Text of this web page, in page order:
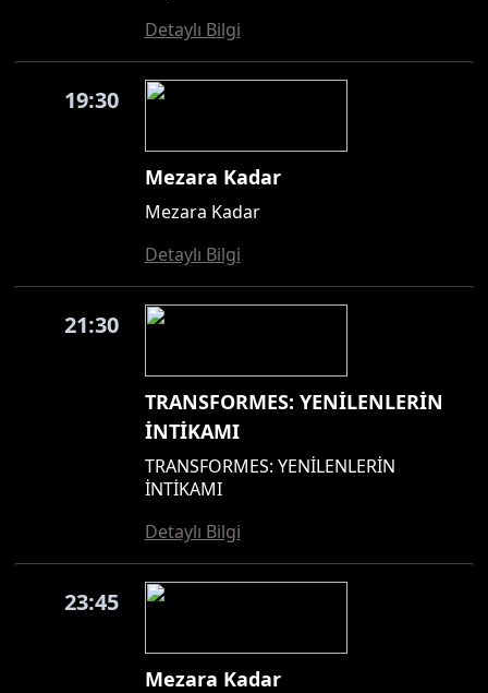
Detaylı Bilgi
19:30
Mezara Kadar
Mezara Kadar
Detaylı Bilgi
21:30
TRANSFORMES: YENİLENLERİN
İNTİKAMI
TRANSFORMES: YENİLENLERİN
İNTİKAMI
Detaylı Bilgi
23:45
Mezara Kadar